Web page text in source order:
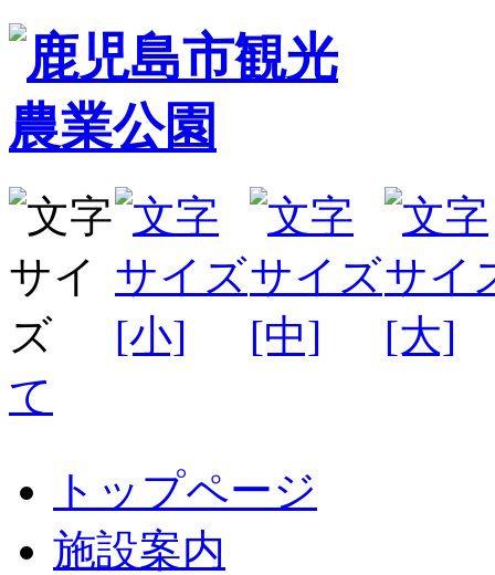
て
トップページ
施設案内